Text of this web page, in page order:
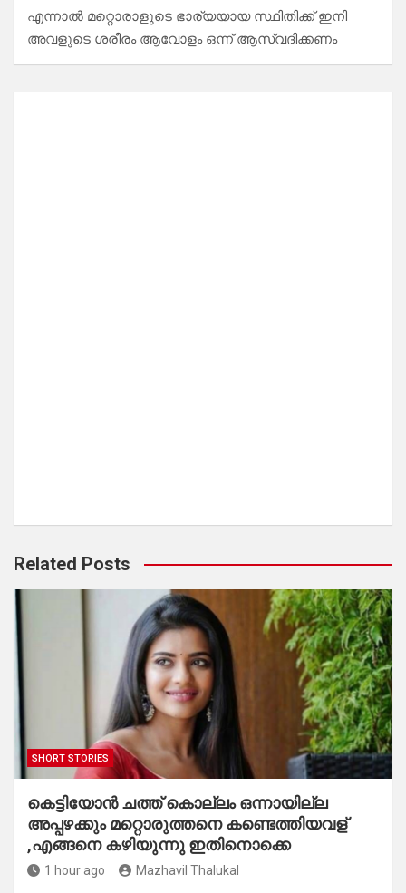
എന്നാൽ മറ്റൊരാളുടെ ഭാര്യയായ സ്ഥിതിക്ക് ഇനി
അവളുടെ ശരീരം ആവോളം ഒന്ന് ആസ്വദിക്കണം
Related Posts
SHORT STORIES
കെട്ടിയോൻ ചത്ത് കൊല്ലം ഒന്നായില്ല
അപ്പഴക്കും മറ്റൊരുത്തനെ കണ്ടെത്തിയവള്
,എങ്ങനെ കഴിയുന്നു ഇതിനൊക്കെ
1 hour ago Mazhavil Thalukal